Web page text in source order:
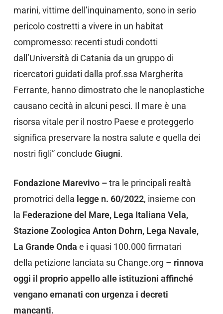
marini, vittime dell’inquinamento, sono in serio
pericolo costretti a vivere in un habitat
compromesso: recenti studi condotti
dall’Università di Catania da un gruppo di
ricercatori guidati dalla prof.ssa Margherita
Ferrante, hanno dimostrato che le nanoplastiche
causano cecità in alcuni pesci. Il mare è una
risorsa vitale per il nostro Paese e proteggerlo
significa preservare la nostra salute e quella dei
nostri figli” conclude Giugni.
Fondazione Marevivo –tra le principali realtà
promotrici della legge n. 60/2022, insieme con
la Federazione del Mare, Lega Italiana Vela,
Stazione Zoologica Anton Dohrn, Lega Navale,
La Grande Onda e i quasi 100.000 firmatari
della petizione lanciata su Change.org – rinnova
oggi il proprio appello alle istituzioni affinché
vengano emanati con urgenza i decreti
mancanti.